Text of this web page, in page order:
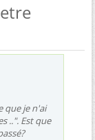
que je n'ai
..". Est que